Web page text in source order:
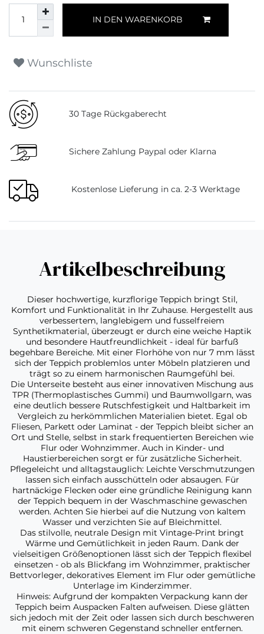
IN DEN WARENKORB
Wunschliste
30 Tage Rückgaberecht
Sichere Zahlung Paypal oder Klarna
Kostenlose Lieferung in ca. 2-3 Werktage
Artikelbeschreibung
Dieser hochwertige, kurzflorige Teppich bringt Stil,
Komfort und Funktionalität in Ihr Zuhause. Hergestellt aus
verbessertem, langlebigem und fusselfreiem
Synthetikmaterial, überzeugt er durch eine weiche Haptik
und besondere Hautfreundlichkeit - ideal für barfuß
begehbare Bereiche. Mit einer Florhöhe von nur 7 mm lässt
sich der Teppich problemlos unter Möbeln platzieren und
trägt so zu einem harmonischen Raumgefühl bei.
Die Unterseite besteht aus einer innovativen Mischung aus
TPR (Thermoplastisches Gummi) und Baumwollgarn, was
eine deutlich bessere Rutschfestigkeit und Haltbarkeit im
Vergleich zu herkömmlichen Materialien bietet. Egal ob
Fliesen, Parkett oder Laminat - der Teppich bleibt sicher an
Ort und Stelle, selbst in stark frequentierten Bereichen wie
Flur oder Wohnzimmer. Auch in Kinder- und
Haustierbereichen sorgt er für zusätzliche Sicherheit.
Pflegeleicht und alltagstauglich: Leichte Verschmutzungen
lassen sich einfach ausschütteln oder absaugen. Für
hartnäckige Flecken oder eine gründliche Reinigung kann
der Teppich bequem in der Waschmaschine gewaschen
werden. Achten Sie hierbei auf die Nutzung von kaltem
Wasser und verzichten Sie auf Bleichmittel.
Das stilvolle, neutrale Design mit Vintage-Print bringt
Wärme und Gemütlichkeit in jeden Raum. Dank der
vielseitigen Größenoptionen lässt sich der Teppich flexibel
einsetzen - ob als Blickfang im Wohnzimmer, praktischer
Bettvorleger, dekoratives Element im Flur oder gemütliche
Unterlage im Kinderzimmer.
Hinweis: Aufgrund der kompakten Verpackung kann der
Teppich beim Auspacken Falten aufweisen. Diese glätten
sich jedoch mit der Zeit oder lassen sich durch beschweren
mit einem schweren Gegenstand schneller entfernen.